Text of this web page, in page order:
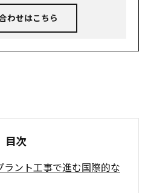
わせはこちら
目次
ント工事で進む国際的な